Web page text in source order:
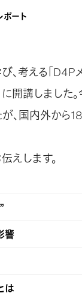
ポート
、考える「
開講しました
、国内外から
えします。
響
は